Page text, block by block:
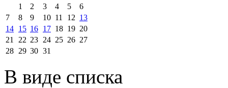
1
2 3 4 5
6
7
8 9 10 11 12 13
14 15 16 17 18 19 20
21
22 23 24 25 26 27
28 29 30 31
В виде списка